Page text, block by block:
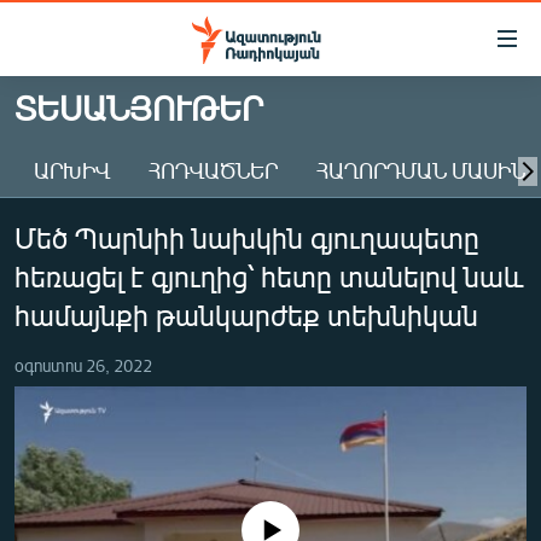
Մատչելիության
Անցնել
հիմնական
Անցնել
հիմնական
մենյուին
Որոնում
ԱԶԱՏՈՒԹՅՈՒՆ TV
ՀԱՅԱՍՏԱՆ
ԸՆՏՐՈՒԹՅՈՒՆՆԵՐ 2026
ԻՐԱՎՈՒՆՔ
ՏՆՏԵՍՈՒԹՅՈՒՆ
ՂԱՐԱԲԱՂ
ՊԱՏԵՐԱԶՄԻ 6 ՇԱԲԱԹՆԵՐԸ
ՏԱՐԱԾԱՇՐՋԱՆ
ՏԵՍԱՆՅՈՒԹԵՐ
ԱՐԽԻՎ ՀՈԴՎԱԾՆԵՐ ՀԱՂՈՐԴՄԱՆ ՄԱՍԻՆ
Մեծ Պարնիի նախկին գյուղապետը
հեռացել է գյուղից՝ հետը տանելով նաև
համայնքի թանկարժեք տեխնիկան
օգոստոս 26, 2022
No media source currently available